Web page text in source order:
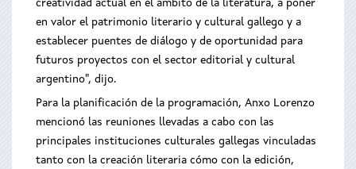
creatividad actual en el ámbito de la literatura, a poner
en valor el patrimonio literario y cultural gallego y a
establecer puentes de diálogo y de oportunidad para
futuros proyectos con el sector editorial y cultural
argentino", dijo.
Para la planificación de la programación, Anxo Lorenzo
mencionó las reuniones llevadas a cabo con las
principales instituciones culturales gallegas vinculadas
tanto con la creación literaria cómo con la edición,